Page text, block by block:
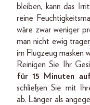
bleiben, kann das
reine
wäre zwar weniger
man nicht ewig
im Flugzeug masken
Reinigen Sie Ihr
für 15 Minuten
schließen Sie mit
ab. Länger als